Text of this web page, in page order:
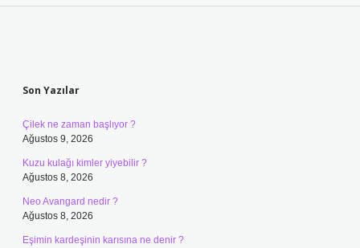
Son Yazılar
Çilek ne zaman başlıyor ?
Ağustos 9, 2026
Kuzu kulağı kimler yiyebilir ?
Ağustos 8, 2026
Neo Avangard nedir ?
Ağustos 8, 2026
Eşimin kardeşinin karısına ne denir ?